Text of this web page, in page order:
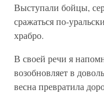
Выступали бойцы,
сражаться по-
храбро.
В своей речи я
возобновляет в
весна превратила